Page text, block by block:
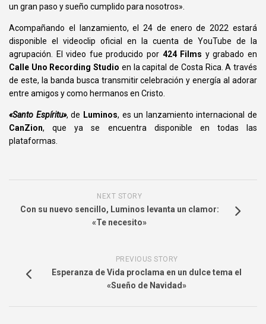
un gran paso y sueño cumplido para nosotros».
Acompañando el lanzamiento, el 24 de enero de 2022 estará
disponible el videoclip oficial en la cuenta de YouTube de la
agrupación. El video fue producido por 424 Films y grabado en
Calle Uno Recording Studio en la capital de Costa Rica. A través
de este, la banda busca transmitir celebración y energía al adorar
entre amigos y como hermanos en Cristo.
«Santo Espíritu», de Luminos, es un lanzamiento internacional de
CanZion, que ya se encuentra disponible en todas las
plataformas.
NEXT STORY
Con su nuevo sencillo, Luminos levanta un clamor:
«Te necesito»
PREVIOUS STORY
Esperanza de Vida proclama en un dulce tema el
«Sueño de Navidad»